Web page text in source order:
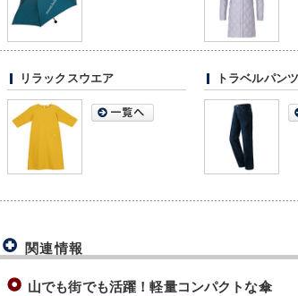
リラックスウエア トラベルパン
関連情報
山でも街でも活躍！軽量コンパクトな傘